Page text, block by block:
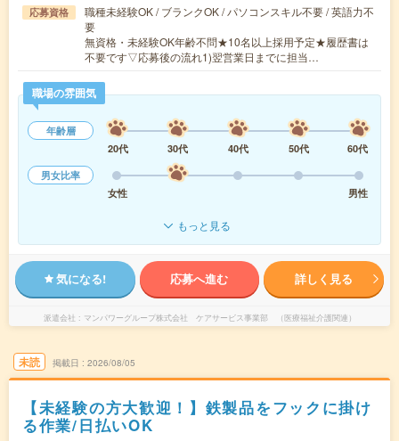
応募資格
職種未経験OK / ブランクOK / パソコンスキル不要 / 英語力不
要
無資格・未経験OK年齢不問★10名以上採用予定★履歴書は
不要です▽応募後の流れ1)翌営業日までに担当…
職場の雰囲気
年齢層
20代
30代 40代 50代
60代
男女比率
女性
男性
もっと見る
気になる! 応募へ進む 詳しく見る
派遣会社 マンパワーグループ株式会社 ケアサービス事業部 （医療福祉介護関連）
未読 掲載日 2026/08/05
【未経験の方大歓迎！】鉄製品をフックに掛け
る作業/日払いOK